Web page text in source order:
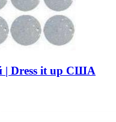
| Dress it up США